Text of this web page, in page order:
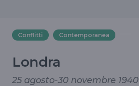
Conflitti Contemporanea
Londra
25 agosto-30 novembre 1940